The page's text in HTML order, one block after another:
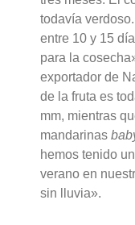
todavía
entre 10 y 15
para la
exportador de
de la fruta es
mm, mientras
mandarinas
hemos tenido
verano en
sin lluvia».